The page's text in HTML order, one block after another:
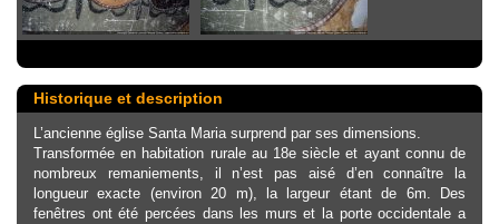
Historique et description
L’ancienne église Santa Maria surprend par ses dimensions.
Transformée en habitation rurale au 18e siècle et ayant connu de
nombreux remaniements, il n’est pas aisé d’en connaître la
longueur exacte (environ 20 m), la largeur étant de 6m. Des
fenêtres ont été percées dans les murs et la porte occidentale a